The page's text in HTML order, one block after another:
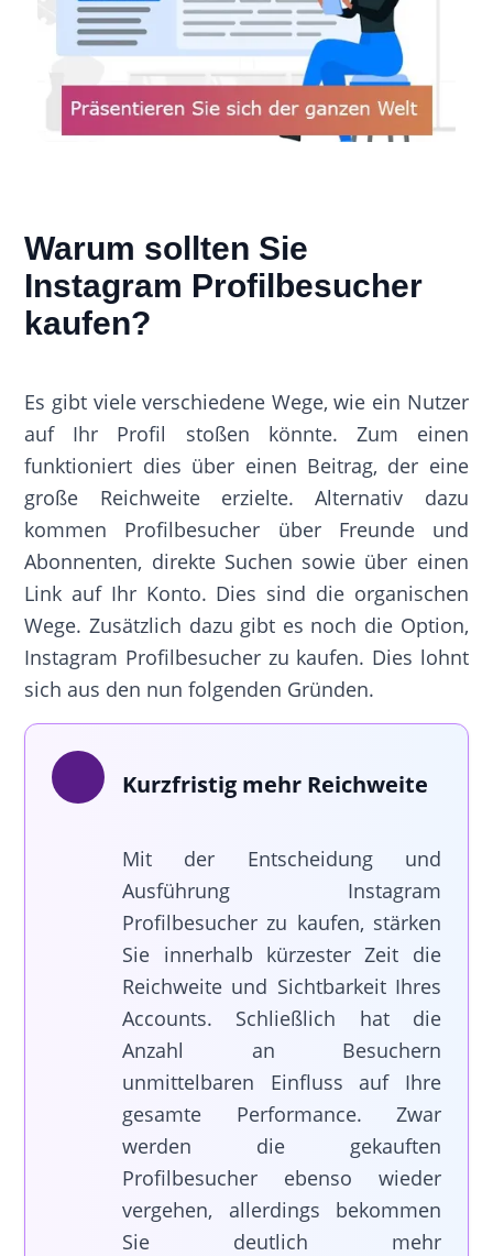
Warum sollten Sie
Instagram Profilbesucher
kaufen?
Es gibt viele verschiedene Wege, wie ein Nutzer
auf Ihr Profil stoßen könnte. Zum einen
funktioniert dies über einen Beitrag, der eine
große Reichweite erzielte. Alternativ dazu
kommen Profilbesucher über Freunde und
Abonnenten, direkte Suchen sowie über einen
Link auf Ihr Konto. Dies sind die organischen
Wege. Zusätzlich dazu gibt es noch die Option,
Instagram Profilbesucher zu kaufen. Dies lohnt
sich aus den nun folgenden Gründen.
Kurzfristig mehr Reichweite
Mit der Entscheidung und
Ausführung Instagram
Profilbesucher zu kaufen, stärken
Sie innerhalb kürzester Zeit die
Reichweite und Sichtbarkeit Ihres
Accounts. Schließlich hat die
Anzahl an Besuchern
unmittelbaren Einfluss auf Ihre
gesamte Performance. Zwar
werden die gekauften
Profilbesucher ebenso wieder
vergehen, allerdings bekommen
Sie deutlich mehr